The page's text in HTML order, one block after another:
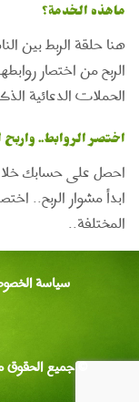
ماهذه الخدمة؟
هنا حلقة الربط بين
الربح من اختصار
الحملات الدعائية
اختصر الروابط.. واربح
احصل على حسابك
ابدأ مشوار الربح..
المختلفة..
سياسة
© جميع الحقوق